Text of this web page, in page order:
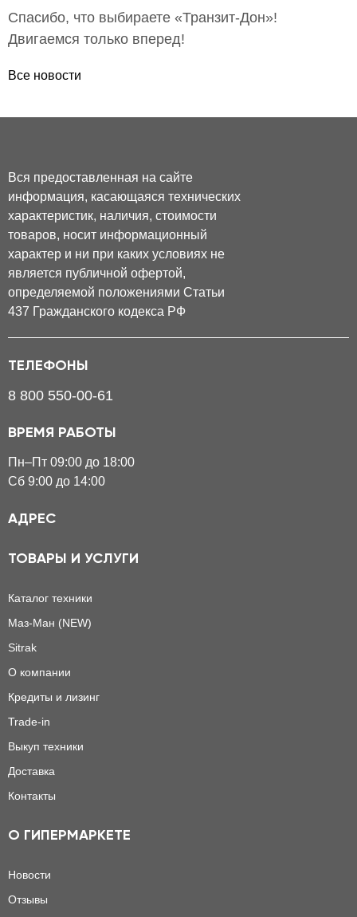
Спасибо, что выбираете «Транзит-Дон»!
Двигаемся только вперед!
Все новости
Вся предоставленная на сайте
информация, касающаяся технических
характеристик, наличия, стоимости
товаров, носит информационный
характер и ни при каких условиях не
является публичной офертой,
определяемой положениями Статьи
437 Гражданского кодекса РФ
ТЕЛЕФОНЫ
8 800 550-00-61
ВРЕМЯ РАБОТЫ
Пн–Пт 09:00 до 18:00
Сб 9:00 до 14:00
АДРЕС
ТОВАРЫ И УСЛУГИ
Каталог техники
Маз-Ман (NEW)
Sitrak
О компании
Кредиты и лизинг
Trade-in
Выкуп техники
Доставка
Контакты
О ГИПЕРМАРКЕТЕ
Новости
Отзывы